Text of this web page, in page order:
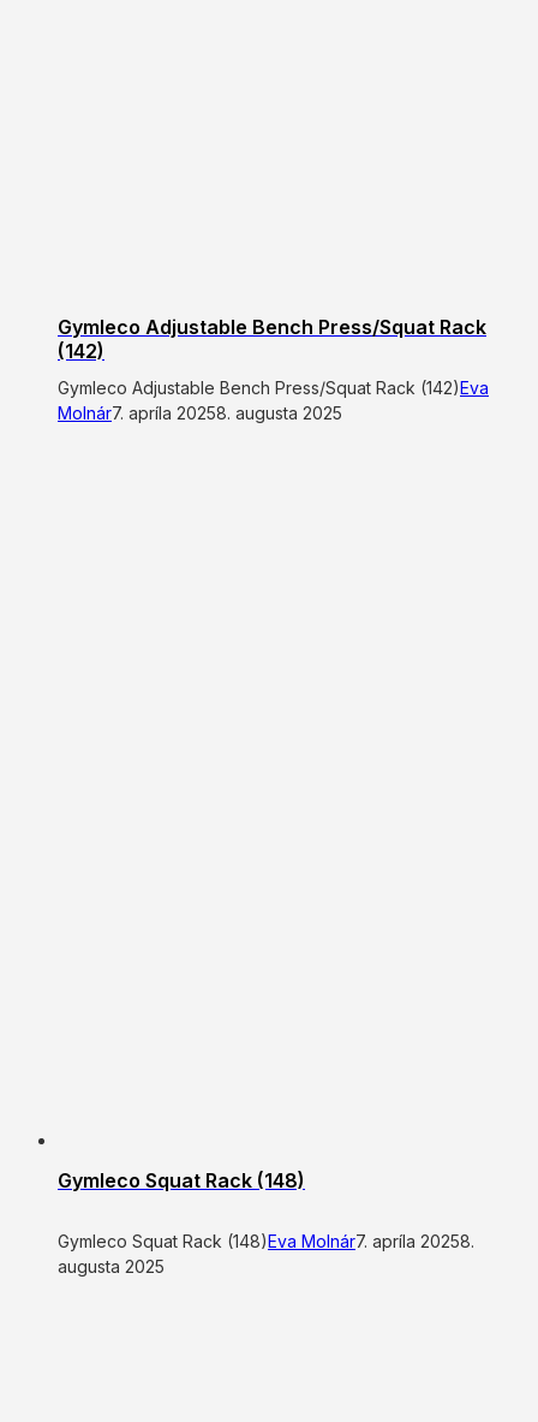
Gymleco Adjustable Bench Press/Squat Rack
(142)
Gymleco Adjustable Bench Press/Squat Rack (142)Eva
Molnár7. apríla 20258. augusta 2025
Gymleco Squat Rack (148)
Gymleco Squat Rack (148)Eva Molnár7. apríla 20258.
augusta 2025